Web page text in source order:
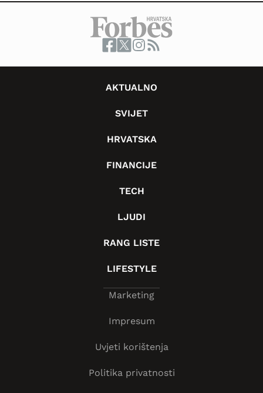
AKTUALNO
SVIJET
HRVATSKA
FINANCIJE
TECH
LJUDI
RANG LISTE
LIFESTYLE
Marketing
Impresum
Uvjeti korištenja
Politika privatnosti